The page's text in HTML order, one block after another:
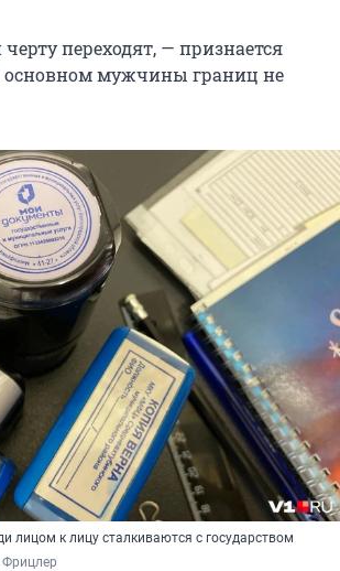
переходят, — признается
основном мужчины границ не
лицом к лицу сталкиваются с государством
Фрицлер